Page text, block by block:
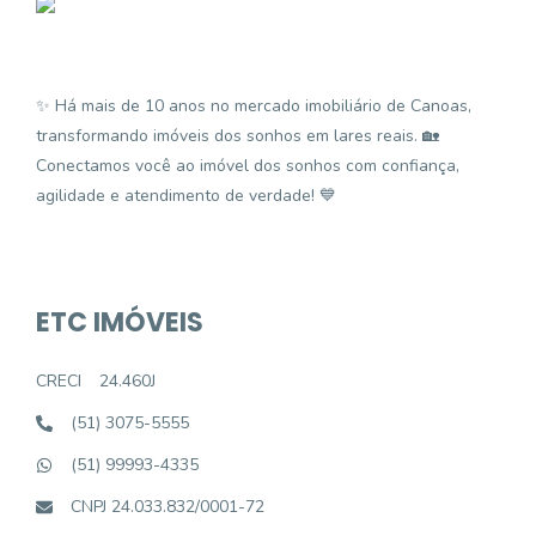
✨ Há mais de 10 anos no mercado imobiliário de Canoas,
transformando imóveis dos sonhos em lares reais. 🏡
Conectamos você ao imóvel dos sonhos com confiança,
agilidade e atendimento de verdade! 💙
ETC IMÓVEIS
CRECI
24.460J
(51) 3075-5555
(51) 99993-4335
CNPJ 24.033.832/0001-72